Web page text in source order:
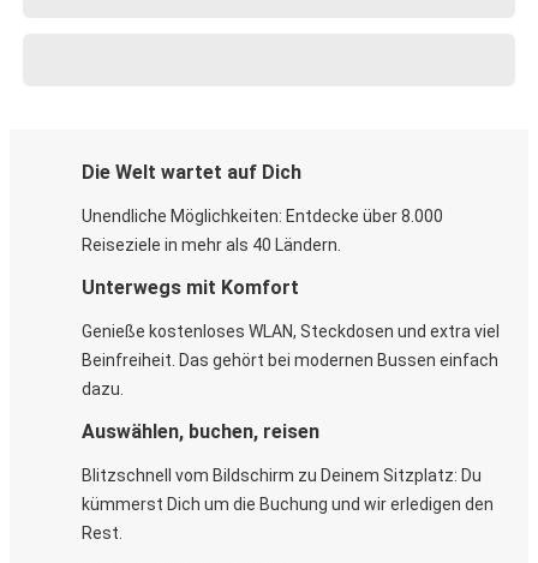
Die Welt wartet auf Dich
Unendliche Möglichkeiten: Entdecke über 8.000
Reiseziele in mehr als 40 Ländern.
Unterwegs mit Komfort
Genieße kostenloses WLAN, Steckdosen und extra viel
Beinfreiheit. Das gehört bei modernen Bussen einfach
dazu.
Auswählen, buchen, reisen
Blitzschnell vom Bildschirm zu Deinem Sitzplatz: Du
kümmerst Dich um die Buchung und wir erledigen den
Rest.